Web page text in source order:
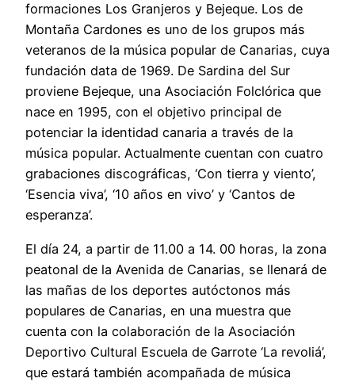
formaciones Los Granjeros y Bejeque. Los de
Montaña Cardones es uno de los grupos más
veteranos de la música popular de Canarias, cuya
fundación data de 1969. De Sardina del Sur
proviene Bejeque, una Asociación Folclórica que
nace en 1995, con el objetivo principal de
potenciar la identidad canaria a través de la
música popular. Actualmente cuentan con cuatro
grabaciones discográficas, ‘Con tierra y viento’,
‘Esencia viva’, ‘10 años en vivo’ y ‘Cantos de
esperanza’.
El día 24, a partir de 11.00 a 14. 00 horas, la zona
peatonal de la Avenida de Canarias, se llenará de
las mañas de los deportes autóctonos más
populares de Canarias, en una muestra que
cuenta con la colaboración de la Asociación
Deportivo Cultural Escuela de Garrote ‘La revoliá’,
que estará también acompañada de música